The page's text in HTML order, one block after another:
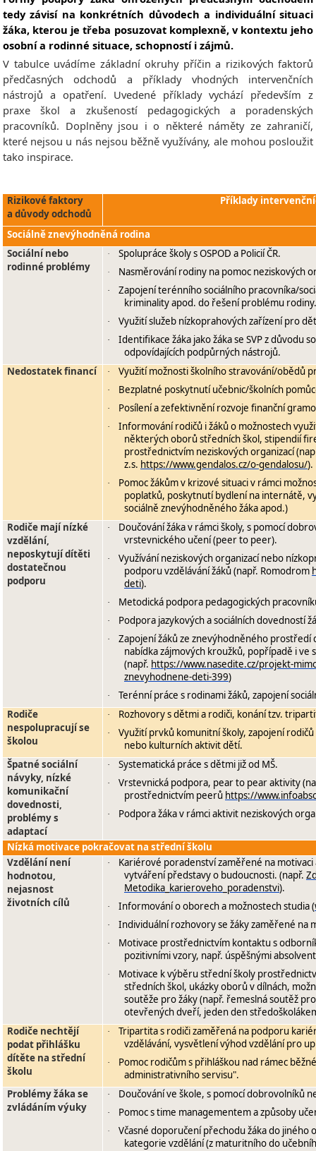
tedy závisí na konkrétních důvodech a individuální situaci
žáka, kterou je třeba posuzovat komplexně, v kontextu jeho
osobní a rodinné situace, schopností i zájmů.
V tabulce uvádíme základní okruhy příčin a rizikových faktorů
předčasných odchodů a příklady vhodných intervenčních
nástrojů a opatření. Uvedené příklady vychází především z
praxe škol a zkušeností pedagogických a poradenských
pracovníků. Doplněny jsou i o některé náměty ze zahraničí,
které nejsou u nás nejsou běžně využívány, ale mohou posloužit
tako inspirace.
Rizikové faktory
a důvody odchodů
Příklady
Sociálně znevýhodněná rodina
Sociální nebo
rodinné problémy
· Spolupráce školy s OSPOD a Policií ČR.
· Nasměrování rodiny na pomoc neziskových
·
Zapojení terénního sociálního pracovníka/
kriminality apod. do řešení problému rodiny.
· Využití služeb nízkoprahových zařízení pro
·
Identifikace žáka jako žáka se SVP z důvodu
odpovídajících podpůrných nástrojů.
Nedostatek financí
· Využití možnosti školního stravování/obědů
· Bezplatné poskytnutí učebnic/školních
· Posílení a zefektivnění rozvoje finanční
·
Informování rodičů i žáků o možnostech
některých oborů středních škol, stipendií
prostřednictvím neziskových organizací
z.s. https://www.gendalos.cz/o-gendalosu/).
·
Pomoc žákům v krizové situaci v rámci
poplatků, poskytnutí bydlení na internátě,
sociálně znevýhodněného žáka apod.)
Rodiče mají nízké
vzdělání,
neposkytují dítěti
dostatečnou
podporu
·
Doučování žáka v rámci školy, s pomocí
vrstevnického učení (peer to peer).
·
Využívání neziskových organizací nebo
podporu vzdělávání žáků (např. Romodrom
deti).
· Metodická podpora pedagogických
· Podpora jazykových a sociálních dovedností
·
Zapojení žáků ze znevýhodněného prostředí
nabídka zájmových kroužků, popřípadě i ve
(např. https://www.nasedite.cz/projekt-
znevyhodnene-deti-399)
·
Terénní práce s rodinami žáků, zapojení
Rodiče
nespolupracují se
školou
· Rozhovory s dětmi a rodiči, konání tzv.
·
Využití prvků komunitní školy, zapojení
nebo kulturních aktivit dětí.
Špatné sociální
návyky, nízké
komunikační
dovednosti,
problémy s
adaptací
· Systematická práce s dětmi již od MŠ.
·
Vrstevnická podpora, pear to pear aktivity
prostřednictvím peerů https://
· Podpora žáka v rámci aktivit neziskových
Nízká motivace pokračovat na střední školu
Vzdělání není
hodnotou,
nejasnost
životních cílů
·
Kariérové poradenství zaměřené na
vytváření představy o budoucnosti. (např.
Metodika_karieroveho_poradenstvi).
· Informování o oborech a možnostech studia (
· Individuální rozhovory se žáky zaměřené na
·
Motivace prostřednictvím kontaktu s
pozitivními vzory, např. úspěšnými
·
Motivace k výběru střední školy
středních škol, ukázky oborů v dílnách,
soutěže pro žáky (např. řemeslná soutěž
otevřených dveří, jeden den
Rodiče nechtějí
podat přihlášku
dítěte na střední
školu
·
Tripartita s rodiči zaměřená na podporu
vzdělávání, vysvětlení výhod vzdělání pro
·
Pomoc rodičům s přihláškou nad rámec
administrativního servisu".
Problémy žáka se
zvládáním výuky
· Doučování ve škole, s pomocí dobrovolníků
· Pomoc s time managementem a způsoby
·
Včasné doporučení přechodu žáka do jiného
kategorie vzdělání (z maturitního do